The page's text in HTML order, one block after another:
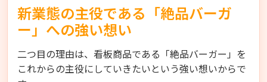
新業態の主役である「絶品バーガ
ー」への強い想い
二つ目の理由は、看板商品である「絶品バーガー」を
これからの主役にしていきたいという強い想いからで